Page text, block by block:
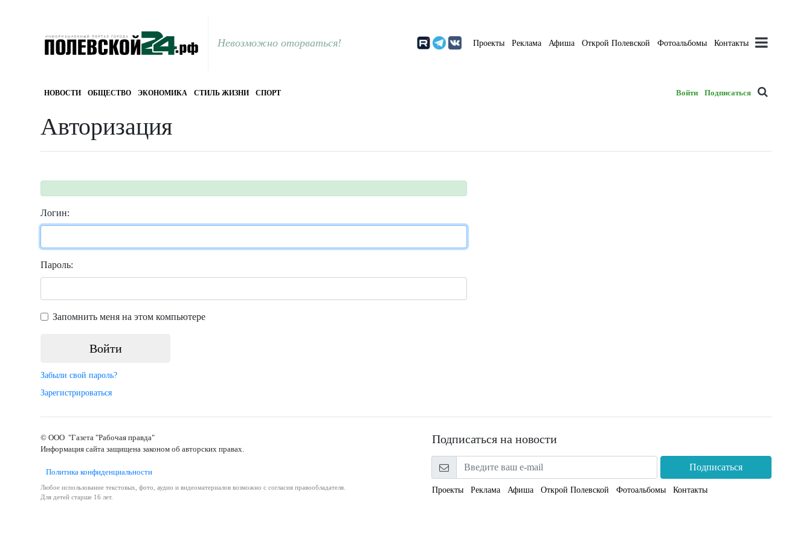
Невозможно оторваться! Проекты Реклама Афиша Открой Полевской Фотоальбомы Контакты
НОВОСТИ ОБЩЕСТВО ЭКОНОМИКА СТИЛЬ ЖИЗНИ СПОРТ Войти Подписаться
Авторизация
Логин:
Пароль:
Запомнить меня на этом компьютере
Забыли свой пароль?
Зарегистрироваться
© ООО "Газета "Рабочая правда"
Информация сайта защищена законом об авторских правах.
Политика конфиденциальности
Любое использование текстовых, фото, аудио и видеоматериалов возможно с согласия правообладателя.
Для детей старше 16 лет.
Подписаться на новости
Подписаться
Проекты Реклама Афиша Открой Полевской Фотоальбомы Контакты